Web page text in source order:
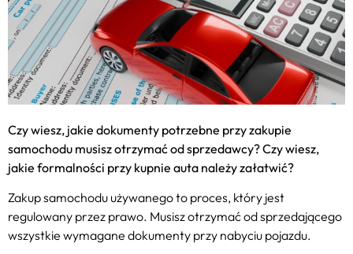
Czy wiesz, jakie dokumenty potrzebne przy zakupie
samochodu musisz otrzymać od sprzedawcy? Czy wiesz,
jakie formalności przy kupnie auta należy załatwić?
Zakup samochodu używanego to proces, który jest
regulowany przez prawo. Musisz otrzymać od sprzedającego
wszystkie wymagane dokumenty przy nabyciu pojazdu.